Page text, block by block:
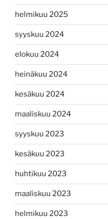
helmikuu 2025
syyskuu 2024
elokuu 2024
heinäkuu 2024
kesäkuu 2024
maaliskuu 2024
syyskuu 2023
kesäkuu 2023
huhtikuu 2023
maaliskuu 2023
helmikuu 2023